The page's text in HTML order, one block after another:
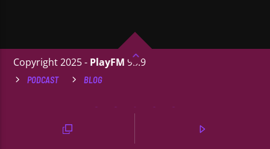
Copyright 2025 - PlayFM 95.9
PODCAST BLOG